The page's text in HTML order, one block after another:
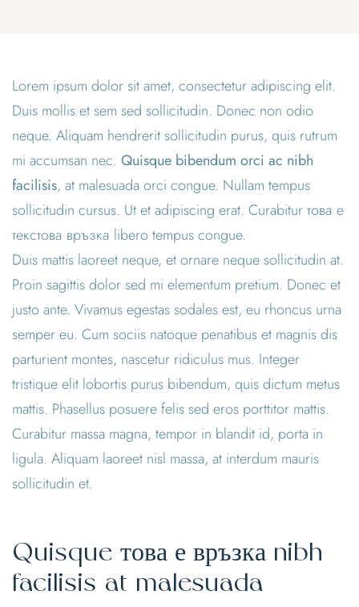
Lorem ipsum dolor sit amet, consectetur adipiscing elit.
Duis mollis et sem sed sollicitudin. Donec non odio
neque. Aliquam hendrerit sollicitudin purus, quis rutrum
mi accumsan nec. Quisque bibendum orci ac nibh
facilisis, at malesuada orci congue. Nullam tempus
sollicitudin cursus. Ut et adipiscing erat. Curabiturтова е
текстова връзка libero tempus congue.
Duis mattis laoreet neque, et ornare neque sollicitudin at.
Proin sagittis dolor sed mi elementum pretium. Donec et
justo ante. Vivamus egestas sodales est, eu rhoncus urna
semper eu. Cum sociis natoque penatibus et magnis dis
parturient montes, nascetur ridiculus mus. Integer
tristique elit lobortis purus bibendum, quis dictum metus
mattis. Phasellus posuere felis sed eros porttitor mattis.
Curabitur massa magna, tempor in blandit id, porta in
ligula. Aliquam laoreet nisl massa, at interdum mauris
sollicitudin et.
Quisque това е връзка nibh
facilisis at malesuada